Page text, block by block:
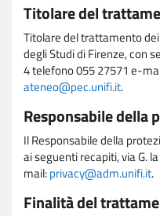
Titolare del
Titolare del trattamento
degli Studi di Firenze, con
4 telefono 055 27571 e-
ateneo@pec.unifi.it.
Responsabile della
Il Responsabile della
ai seguenti recapiti, via G.
mail:privacy@adm.unifi.it.
Finalità del